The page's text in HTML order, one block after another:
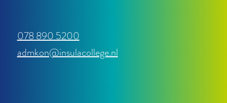
078 890 5200
admkon@insulacollege.nl